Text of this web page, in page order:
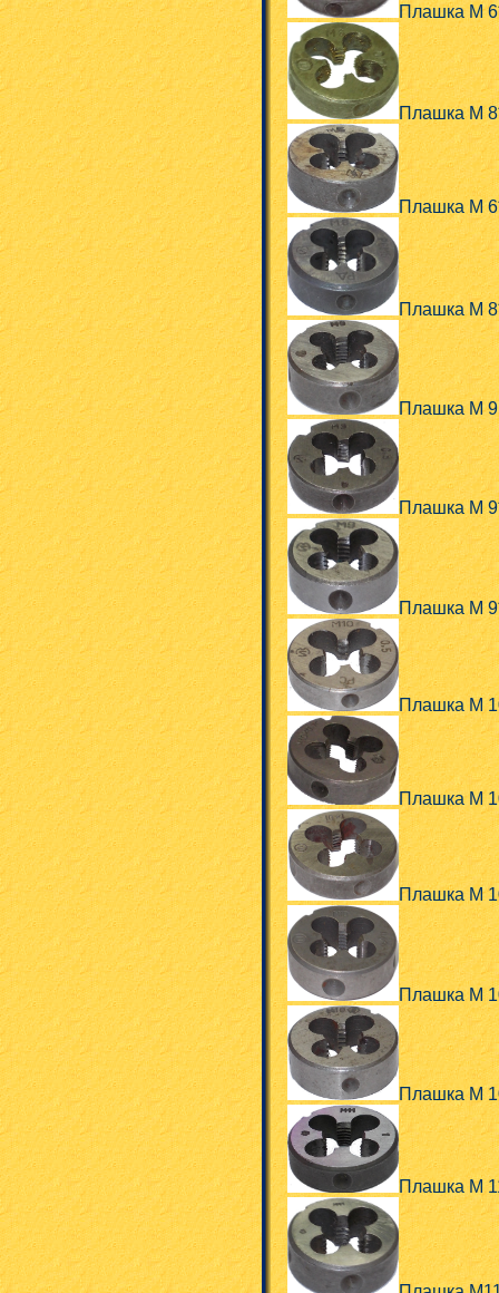
Плашка М
Плашка М
Плашка М
Плашка М
Плашка М
Плашка М
Плашка М
Плашка М
Плашка М
Плашка М
Плашка М
Плашка М
Плашка М